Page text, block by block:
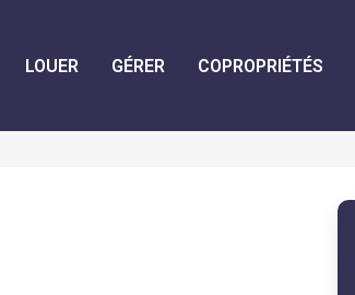
LOUER GÉRER COPROPRIÉTÉS